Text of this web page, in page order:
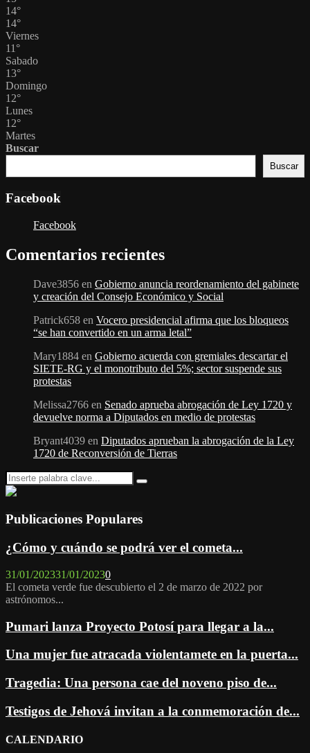
14°
14°
Viernes
11°
Sabado
13°
Domingo
12°
Lunes
12°
Martes
Buscar
Buscar
Facebook
Facebook
Comentarios recientes
Dave3856 en Gobierno anuncia reordenamiento del gabinete
y creación del Consejo Económico y Social
Patrick658 en Vocero presidencial afirma que los bloqueos
“se han convertido en un arma letal”
Mary1884 en Gobierno acuerda con gremiales descartar el
SIETE-RG y el monotributo del 5%; sector suspende sus
protestas
Melissa2766 en Senado aprueba abrogación de Ley 1720 y
devuelve norma a Diputados en medio de protestas
Bryant4039 en Diputados aprueban la abrogación de la Ley
1720 de Reconversión de Tierras
Search
for:
Search
Publicaciones Populares
¿Cómo y cuándo se podrá ver el cometa...
31/01/202331/01/20230
El cometa verde fue descubierto el 2 de marzo de 2022 por
astrónomos...
Pumari lanza Proyecto Potosí para llegar a la...
Una mujer fue atracada violentamete en la puerta...
Tragedia: Una persona cae del noveno piso de...
Testigos de Jehová invitan a la conmemoración de...
CALENDARIO